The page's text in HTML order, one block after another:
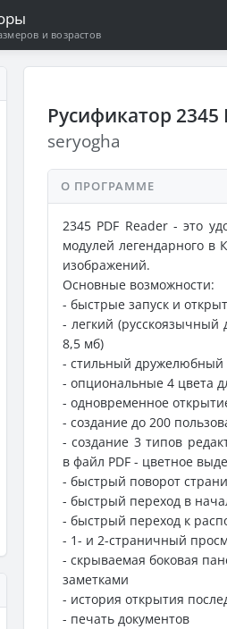
и возрастов
Русификатор 2345
seryogha
О ПРОГРАММЕ
2345 PDF Reader - это
модулей легендарного в
изображений.
Основные возможности:
- быстрые запуск и
- легкий (русскоязычный
8,5 мб)
- стильный дружелюбный
- опциональные 4 цвета
- одновременное
- создание до 200
- создание 3 типов
в файл PDF - цветное
- быстрый поворот
- быстрый переход в
- быстрый переход к
- 1- и 2-страничный
- скрываемая боковая
заметками
- история открытия
- печать документов